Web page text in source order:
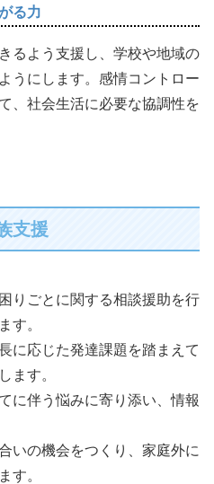
る力
るよう支援し、学校や地域の
うにします。感情コントロー
、社会生活に必要な協調性を
支援
りごとに関する相談援助を行
す。
に応じた発達課題を踏まえて
ます。
に伴う悩みに寄り添い、情報
いの機会をつくり、家庭外に
す。